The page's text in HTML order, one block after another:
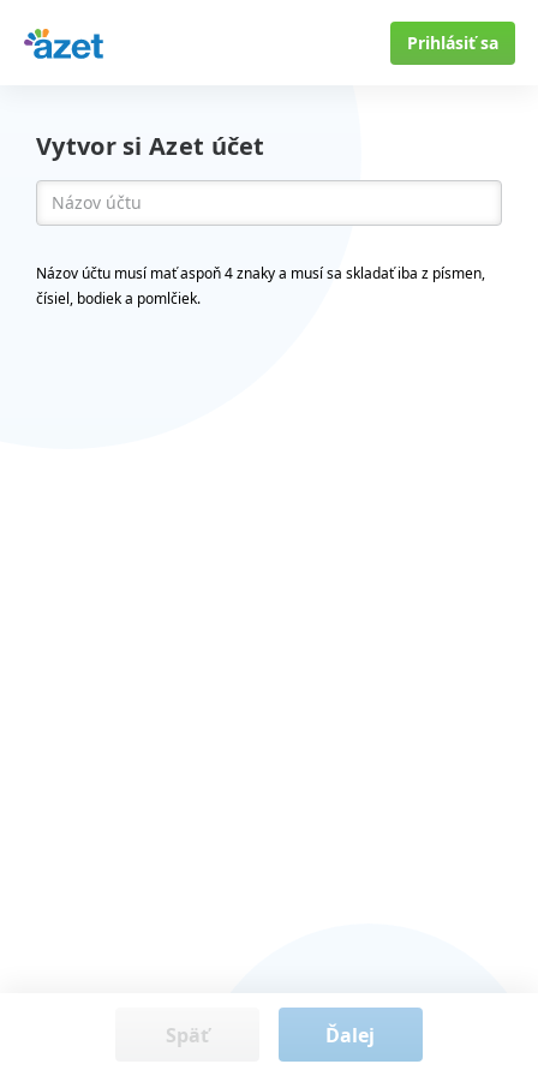
Prihlásiť sa
Vytvor si Azet účet
Názov účtu musí mať aspoň 4 znaky a musí sa skladať iba z písmen,
čísiel, bodiek a pomlčiek.